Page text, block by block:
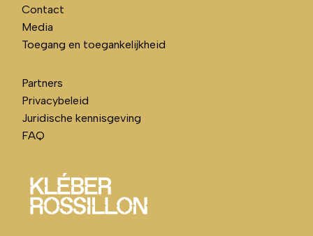
Contact
Media
Toegang en toegankelijkheid
Partners
Privacybeleid
Juridische kennisgeving
FAQ